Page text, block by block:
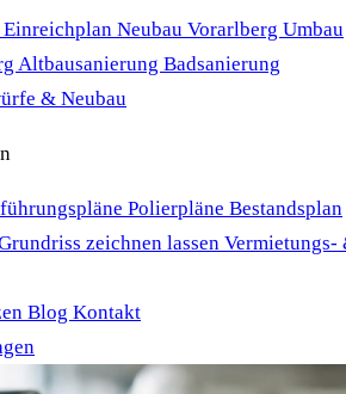
Neubau Vorarlberg Umbau
Altbausanierung Badsanierung
& Neubau
Polierpläne Bestandsplan
zeichnen lassen Vermietungs-
Blog Kontakt